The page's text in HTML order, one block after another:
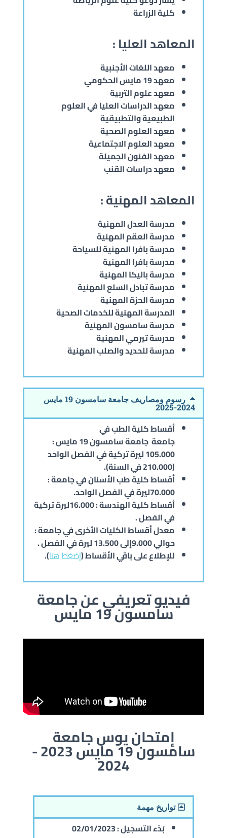
كلية الزراعة
المعاهد العليا :
معهد اللغات الأجنبية
معهد 19 مايس الحكومي
معهد علوم التربية
معهد الدراسات العليا في العلوم
الطبيعية والتطبيقية
معهد العلوم الصحية
معهد العلوم الاجتماعية
معهد الفنون الجميلة
معهد دراسات القنب
المعاهد المهنية :
مدرسة العدل المهنية
مدرسة العقم المهنية
مدرسة بافرا المهنية للسياحة
مدرسة بافرا المهنية
مدرسة باليكا المهنية
مدرسة تبادل السلع المهنية
مدرسة الحزة المهنية
المدرسة المهنية للخدمات الصحية
مدرسة سامسون المهنية
مدرسة تيرمي المهنية
مدرسة للحديد والصلب المهنية
رسوم ومصاريف جامعة سامسون 19 مايس
2024-2025
أقساط كلية الطب في
جامعة جامعة سامسون 19 مايس
:
105.000 ليرة تركية في الفصل الواحد
(210.000 في السنة).
أقساط كلية طب الأسنان في جامعة :
70.000ليرة في الفصل الواحد.
أقساط كلية الهندسة : 16.000ليرة تركية
في الفصل .
معدل أقساط الكليات الأخرى في جامعة :
حوالي 9.000إلى 13.500 ليرة
في الفصل .
للإطلاع على باقي الأقساط (إضغط هنا).
فيديو تعريفي عن جامعة
سامسون 19 مايس
إمتحان يوس جامعة
سامسون 19 مايس 2023 -
2024
تواريخ مهمة
بَدْء التسجيل :02/01/2023